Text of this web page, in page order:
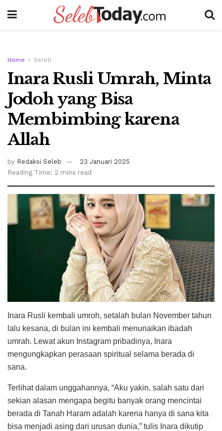
Home Seleb
Inara Rusli Umrah, Minta
Jodoh yang Bisa
Membimbing karena
Allah
by Redaksi Seleb
23 Januari 2025
Reading Time: 2 mins read
Inara Rusli kembali umroh, setalah bulan November tahun
lalu kesana, di bulan ini kembali menunaikan ibadah
umrah. Lewat akun Instagram pribadinya, Inara
mengungkapkan perasaan spiritual selama berada di
sana.
Terlihat dalam unggahannya, “Aku yakin, salah satu dari
sekian alasan mengapa begitu banyak orang mencintai
berada di Tanah Haram adalah karena hanya di sana kita
bisa menjadi asing dari urusan dunia,” tulis Inara dikutip